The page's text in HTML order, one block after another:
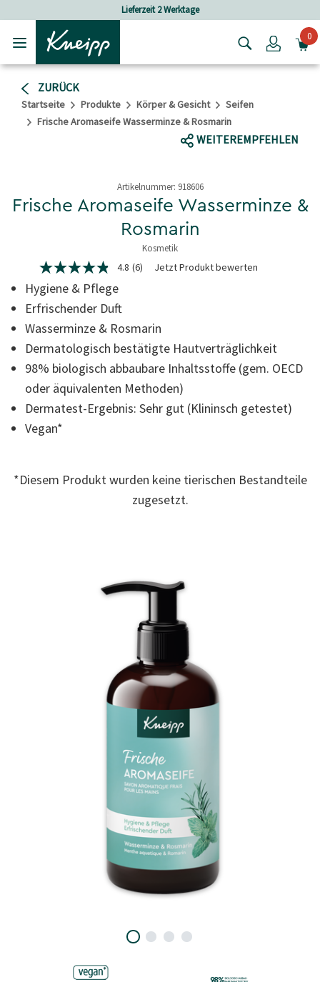
Login0
ZURÜCK
Startseite Produkte Körper & Gesicht
Seifen
Frische Aromaseife Wasserminze & Rosmarin
WEITEREMPFEHLEN
Artikelnummer: 918606
Frische Aromaseife Wasserminze &
Rosmarin
Kosmetik
3,9 von 5 Sternen
4.8
von
5
Sternen,
Durchschnittswert
der
Bewertung.
Read
6
Reviews.
Link
derselben
Seite.
4.8 (6) Jetzt Produkt bewerten
Hygiene & Pflege
Erfrischender Duft
Wasserminze & Rosmarin
Dermatologisch bestätigte Hautverträglichkeit
98% biologisch abbaubare Inhaltsstoffe (gem. OECD
oder äquivalenten Methoden)
Dermatest-Ergebnis: Sehr gut (Klininsch getestet)
Vegan*
*Diesem Produkt wurden keine tierischen Bestandteile
zugesetzt.